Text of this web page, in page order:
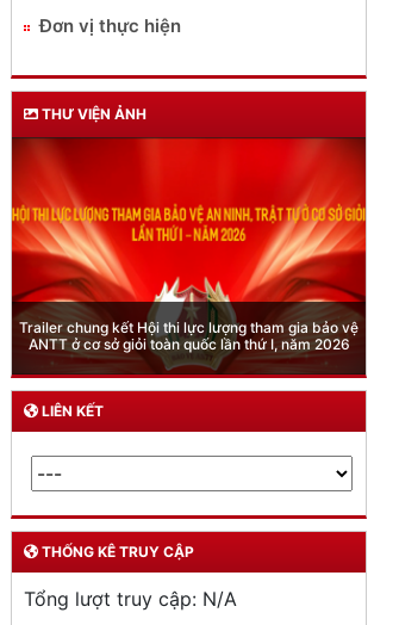
Đơn vị thực hiện
THƯ VIỆN ẢNH
Phòng Quản lý xuất nhập cảnh: Hướng dẫn những
quy định mới trong lĩnh vực xuất cảnh, nhập cảnh
của công dân việt nam từ ngày 01/7/2026
LIÊN KẾT
THỐNG KÊ TRUY CẬP
Tổng lượt truy cập: N/A